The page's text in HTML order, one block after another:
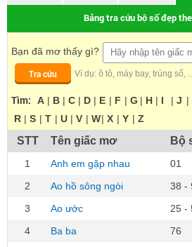
Bảng tra cứu bộ số đẹp
Bạn đã mơ thấy gì?
Tra cứu
Ví dụ: ô tô, máy bay, trúng số,
Tìm: A | B | C | D | E | F | G | H | I | J |
R | S | T | U | V | W| X | Y | Z
STT Tên giấc mơ Bộ
1 Anh em gặp nhau
01
2
Ao hồ sông ngòi
38 -
3
Ao ước
25 -
4
Ba ba
76